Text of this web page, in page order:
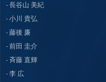
長谷山 美紀
小川 貴弘
藤後 廉
前田 圭介
斉藤 直輝
李 広